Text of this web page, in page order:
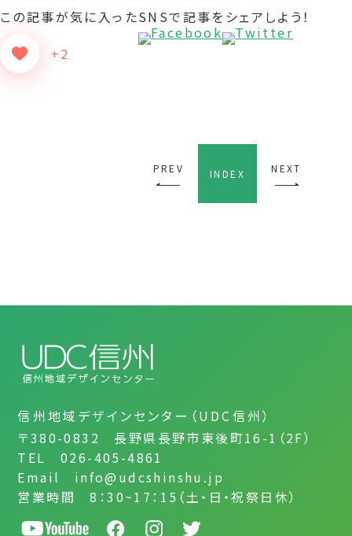
この記事が気に入った
+2
SNSで記事をシェアしよう！
PREV INDEX NEXT
信州地域デザインセンター（UDC信州）
〒380-0832 長野県長野市東後町16-1（2F）
TEL 026-405-4861
Email info@udcshinshu.jp
営業時間 8：30~17：15（土・日・祝祭日休）